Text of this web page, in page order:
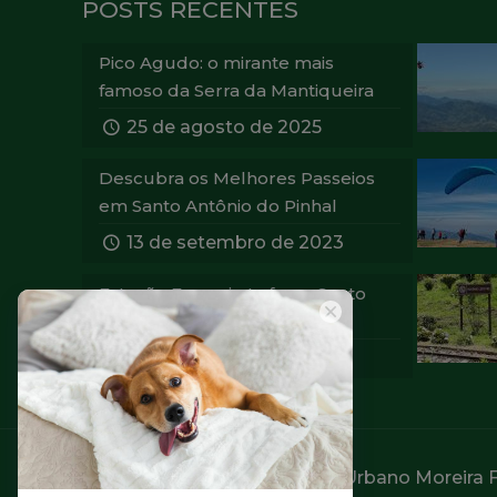
POSTS RECENTES
Pico Agudo: o mirante mais
famoso da Serra da Mantiqueira
25 de agosto de 2025
Descubra os Melhores Passeios
em Santo Antônio do Pinhal
13 de setembro de 2023
Estação Eugenio Lefevre Santo
Antônio do Pinhal
12 de janeiro de 2021
© 2026 Pousada Alpes -Rua Urbano Moreira